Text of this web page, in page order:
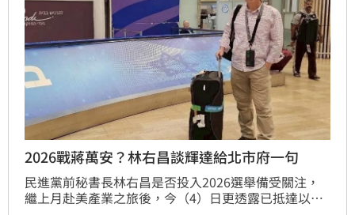
2026戰蔣萬安？林右昌談輝達給北市府一句
民進黨前秘書長林右昌是否投入2026選舉備受關注，
繼上月赴美產業之旅後，今（4）日更透露已抵達以色